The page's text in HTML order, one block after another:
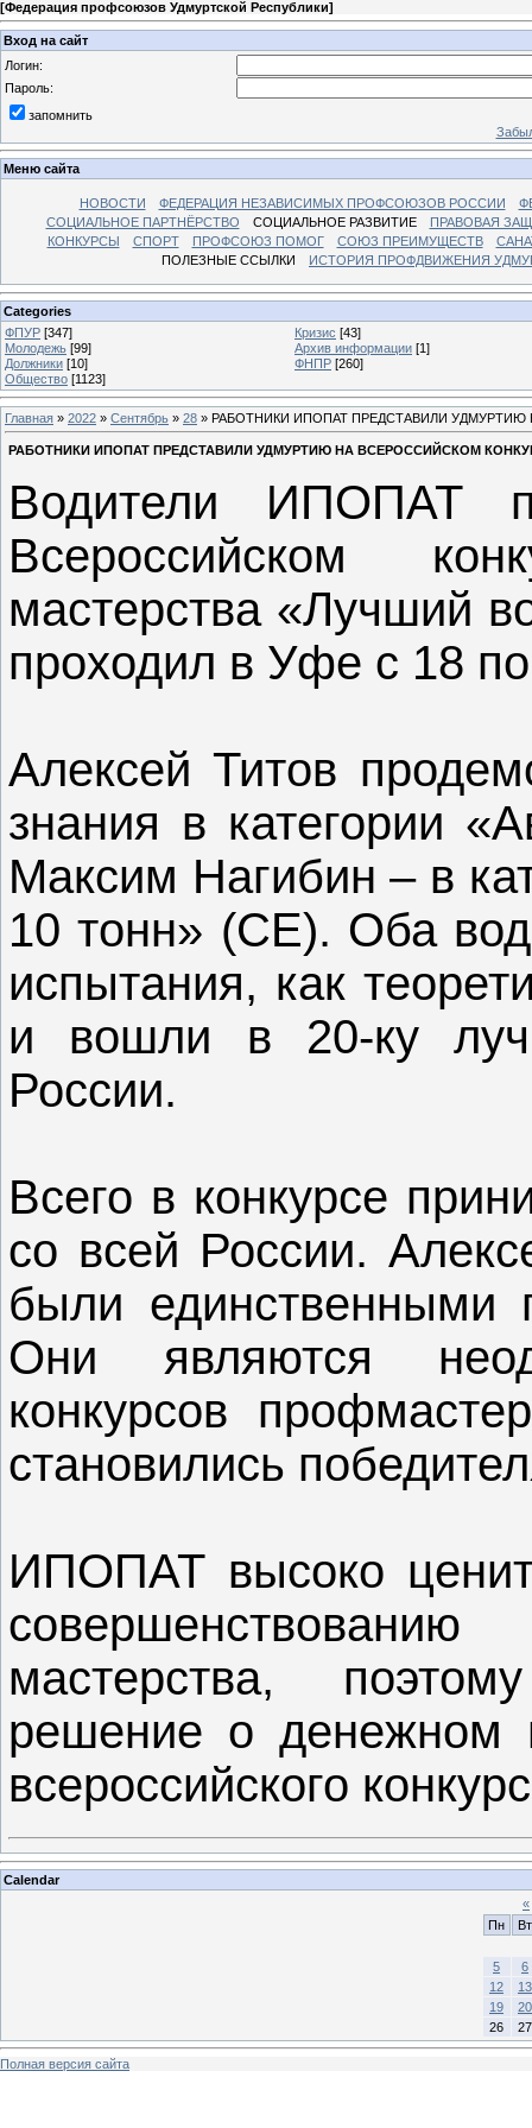
[Федерация профсоюзов Удмуртской Республики]
Вход на сайт
Логин:
Пароль:
запомнить
Меню сайта
НОВОСТИ ФЕДЕРАЦИЯ НЕЗАВИСИМЫХ ПРОФСОЮЗОВ РОССИИ
СОЦИАЛЬНОЕ ПАРТНЁРСТВО
СОЦИАЛЬНОЕ РАЗВИТИЕ
ПРАВОВАЯ
КОНКУРСЫ
СПОРТ ПРОФСОЮЗ ПОМОГ СОЮЗ ПРЕИМУЩЕСТВ
ПОЛЕЗНЫЕ ССЫЛКИ
ИСТОРИЯ ПРОФДВИЖЕНИЯ
Categories
ФПУР [347] Кризис [43]
Молодежь [99] Архив информации [1]
Должники [10] ФНПР [260]
Общество [1123]
Главная » 2022 » Сентябрь » 28 » РАБОТНИКИ ИПОПАТ ПРЕДСТАВИЛИ
РАБОТНИКИ ИПОПАТ ПРЕДСТАВИЛИ УДМУРТИЮ НА ВСЕРОССИЙСКОМ
Водители ИПОПАТ
Всероссийском
мастерства «Лучший
проходил в Уфе с 18
Алексей Титов
знания в категории
Максим Нагибин – в
10 тонн» (СЕ). Оба
испытания, как
и вошли в 20-ку
России.
Всего в конкурсе
со всей России.
были единственными
Они являются
конкурсов
становились
ИПОПАТ высоко ценит
мастерства,
решение о денежном
всероссийского
Calendar
«
Пн
Вт
5
6
12
13
19
20
26
27
Полная версия сайта